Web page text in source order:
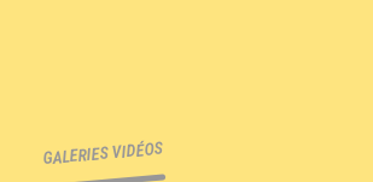
GALERIES VIDÉOS